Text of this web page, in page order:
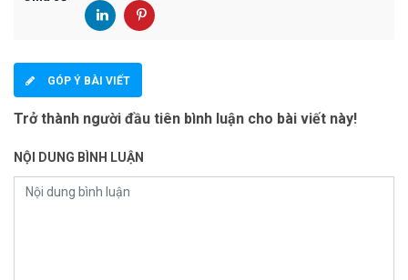
GÓP Ý BÀI VIẾT
Trở thành người đầu tiên bình luận cho bài viết này!
NỘI DUNG BÌNH LUẬN